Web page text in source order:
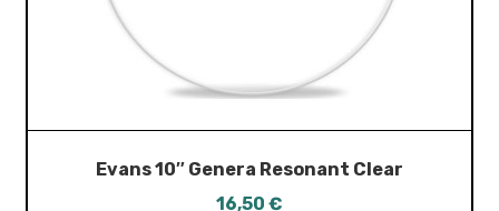
Evans 10″ Genera Resonant Clear
16,50 €